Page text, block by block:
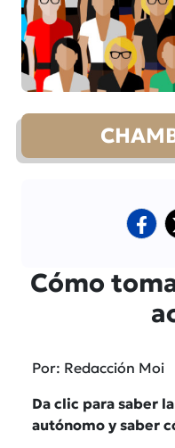
Cómo
Por: Redacción Moi
Da clic para saber
autónomo y saber